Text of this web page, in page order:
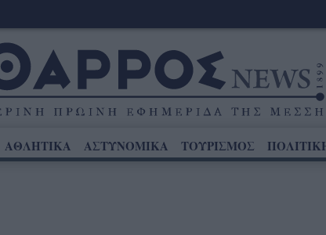
ΑΘΛΗΤΙΚΑ ΑΣΤΥΝΟΜΙΚΑ ΤΟΥΡΙΣΜΟΣ